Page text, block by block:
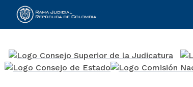
Rama Judicial